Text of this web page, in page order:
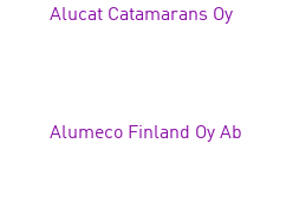
Alucat Catamarans Oy
Alumeco Finland Oy Ab